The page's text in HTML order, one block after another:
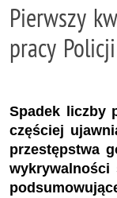
Pierwszy
pracy Policji
Spadek liczby
częściej
przestępstwa
wykrywalności